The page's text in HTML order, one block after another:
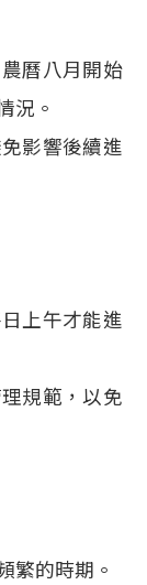
曆八月開始
況。
影響後續進
上午才能進
規範，以免
繁的時期。